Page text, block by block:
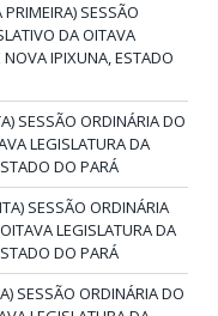
SESSÃO
DA OITAVA
IPIXUNA, ESTADO
SESSÃO ORDINÁRIA DO
LEGISLATURA DA
DO PARÁ
SESSÃO ORDINÁRIA
LEGISLATURA DA
DO PARÁ
SESSÃO ORDINÁRIA DO